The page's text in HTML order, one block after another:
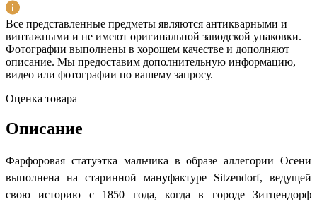
Все представленные предметы являются антикварными и
винтажными и не имеют оригинальной заводской упаковки.
Фотографии выполнены в хорошем качестве и дополняют
описание. Мы предоставим дополнительную информацию,
видео или фотографии по вашему запросу.
Оценка товара
Описание
Фарфоровая статуэтка мальчика в образе аллегории Осени
выполнена на старинной мануфактуре Sitzendorf, ведущей
свою историю с 1850 года, когда в городе Зитцендорф